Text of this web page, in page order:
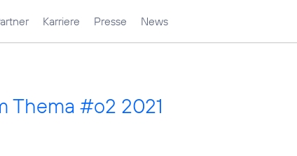
Karriere Presse News
Thema #o2 2021